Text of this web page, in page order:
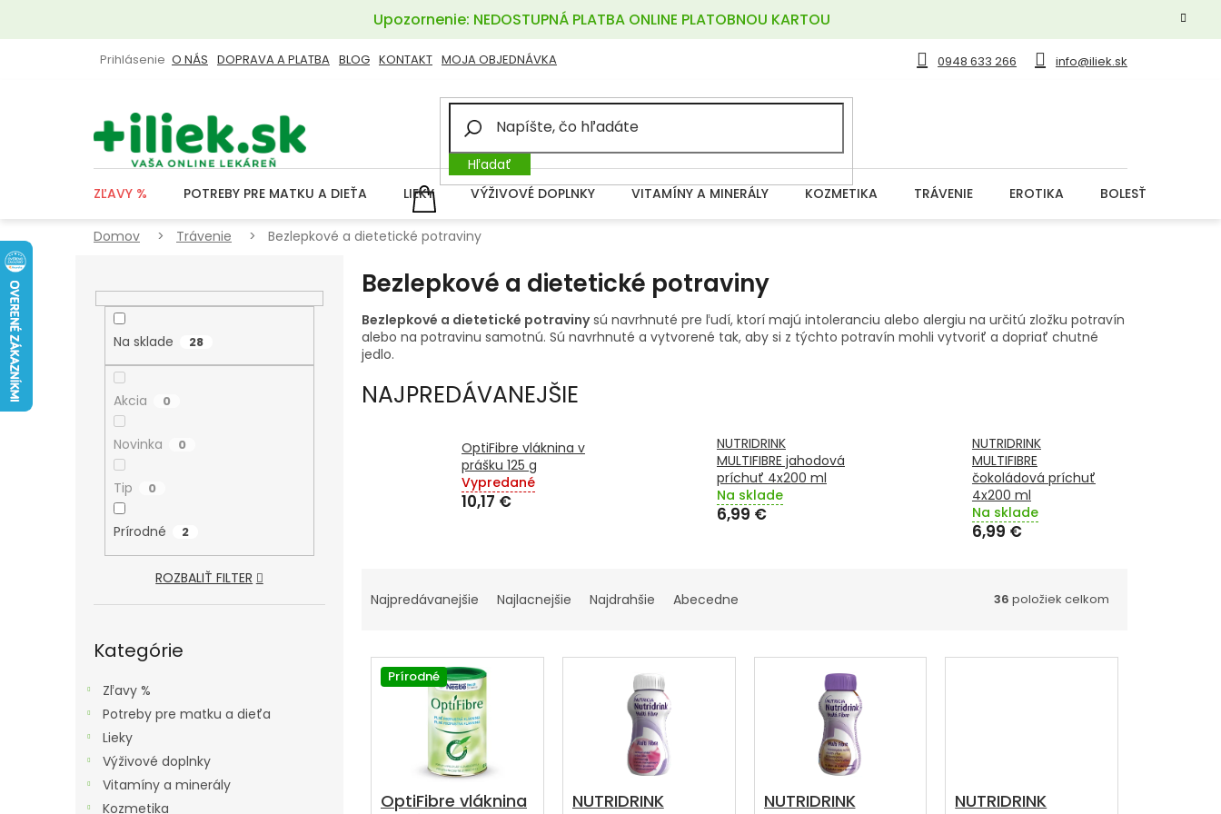
obsah
Upozornenie: NEDOSTUPNÁ PLATBA ONLINE PLATOBNOU KARTOU
0948 633 266 info@iliek.sk
O NÁS DOPRAVA A PLATBA BLOG KONTAKT MOJA OBJEDNÁVKA
Prihlásenie
Hľadať
NÁKUPNÝ
KOŠÍK
ZĽAVY % POTREBY PRE MATKU A DIEŤA LIEKY VÝŽIVOVÉ DOPLNKY VITAMÍNY A MINERÁLY KOZMETIKA TRÁVENIE EROTIKA BOLESŤ
Domov Trávenie Bezlepkové a dietetické potraviny
Na sklade 28
Akcia 0
Novinka 0
Tip 0
Prírodné 2
ROZBALIŤ FILTER
kategórie
Kategórie
Zľavy %
Potreby pre matku a dieťa
Lieky
Výživové doplnky
Vitamíny a minerály
Kozmetika
Bezlepkové a dietetické potraviny
Bezlepkové a dietetické potravinysú navrhnuté pre ľudí, ktorí majú intoleranciu alebo alergiu na určitú zložku potravín
alebo na potravinu samotnú. Sú navrhnuté a vytvorené tak, aby si z týchto potravín mohli vytvoriť a dopriať chutné
jedlo.
NAJPREDÁVANEJŠIE
OptiFibre vláknina v
prášku 125 g
Vypredané
10,17 €
NUTRIDRINK
MULTIFIBRE jahodová
príchuť 4x200 ml
Na sklade
6,99 €
NUTRIDRINK
MULTIFIBRE
čokoládová príchuť
4x200 ml
Na sklade
6,99 €
A
E
Najpredávanejšie Najlacnejšie Najdrahšie Abecedne 36 položiek celkom
V
Prírodné
OptiFibre vláknina
NUTRIDRINK
NUTRIDRINK
NUTRIDRINK